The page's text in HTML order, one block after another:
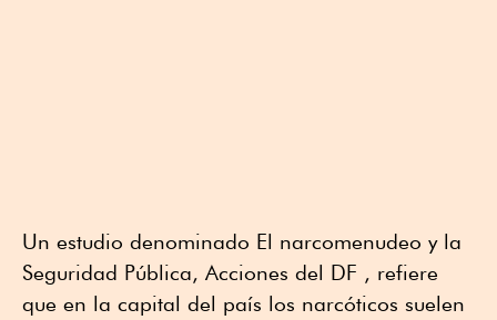
Un estudio denominado El narcomenudeo y la
Seguridad Pública, Acciones del DF , refiere
que en la capital del país los narcóticos suelen